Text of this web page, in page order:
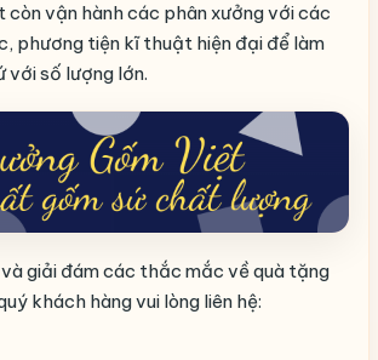
còn vận hành các phân xưởng với các
phương tiện kĩ thuật hiện đại để làm
với số lượng lớn.
giải đám các thắc mắc về quà tặng
khách hàng vui lòng liên hệ: